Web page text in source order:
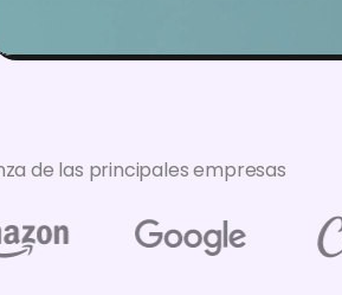
de las principales empresas